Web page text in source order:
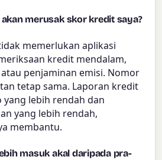
merusak skor kredit saya?
memerlukan aplikasi
kredit mendalam,
penjaminan emisi. Nomor
tetap sama. Laporan kredit
yang lebih rendah dan
yang lebih rendah,
membantu.
masuk akal daripada pra-